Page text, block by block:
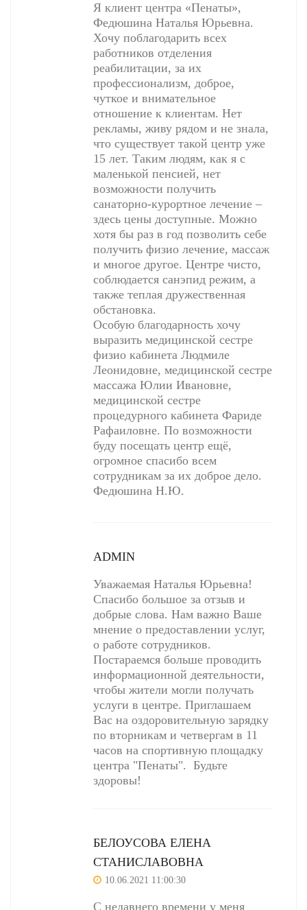
Я клиент центра «Пенаты»,
Федюшина Наталья Юрьевна.
Хочу поблагодарить всех
работников отделения
реабилитации, за их
профессионализм, доброе,
чуткое и внимательное
отношение к клиентам. Нет
рекламы, живу рядом и не знала,
что существует такой центр уже
15 лет. Таким людям, как я с
маленькой пенсией, нет
возможности получить
санаторно-курортное лечение –
здесь цены доступные. Можно
хотя бы раз в год позволить себе
получить физио лечение, массаж
и многое другое. Центре чисто,
соблюдается санэпид режим, а
также теплая дружественная
обстановка.
Особую благодарность хочу
выразить медицинской сестре
физио кабинета Людмиле
Леонидовне, медицинской сестре
массажа Юлии Ивановне,
медицинской сестре
процедурного кабинета Фариде
Рафаиловне. По возможности
буду посещать центр ещё,
огромное спасибо всем
сотрудникам за их доброе дело.
Федюшина Н.Ю.
ADMIN
Уважаемая Наталья Юрьевна!
Спасибо большое за отзыв и
добрые слова. Нам важно Ваше
мнение о предоставлении услуг,
о работе сотрудников.
Постараемся больше проводить
информационной деятельности,
чтобы жители могли получать
услуги в центре. Приглашаем
Вас на оздоровительную зарядку
по вторникам и четвергам в 11
часов на спортивную площадку
центра "Пенаты". Будьте
здоровы!
БЕЛОУСОВА ЕЛЕНА
СТАНИСЛАВОВНА
10.06.2021 11:00:30
С недавнего времени у меня